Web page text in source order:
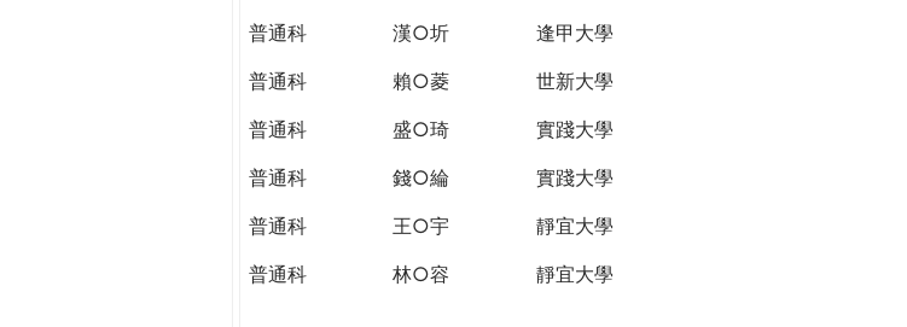
普通科
漢○圻 逢甲大學
普通科
賴○菱 世新大學
普通科
盛○琦 實踐大學
普通科
錢○綸 實踐大學
普通科
王○宇 靜宜大學
普通科
林○容 靜宜大學